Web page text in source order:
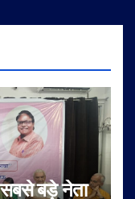
सबसे बड़े नेता